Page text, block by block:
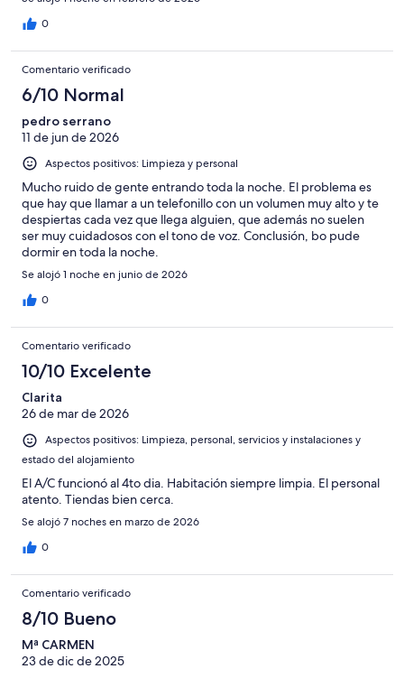
0
Comentario verificado
6/10 Normal
pedro serrano
11 de jun de 2026
Aspectos positivos: Limpieza y personal
Mucho ruido de gente entrando toda la noche. El problema es
que hay que llamar a un telefonillo con un volumen muy alto y te
despiertas cada vez que llega alguien, que además no suelen
ser muy cuidadosos con el tono de voz. Conclusión, bo pude
dormir en toda la noche.
Se alojó 1 noche en junio de 2026
0
Comentario verificado
10/10 Excelente
Clarita
26 de mar de 2026
Aspectos positivos: Limpieza, personal, servicios y instalaciones y
estado del alojamiento
El A/C funcionó al 4to dia. Habitación siempre limpia. El personal
atento. Tiendas bien cerca.
Se alojó 7 noches en marzo de 2026
0
Comentario verificado
8/10 Bueno
Mª CARMEN
23 de dic de 2025